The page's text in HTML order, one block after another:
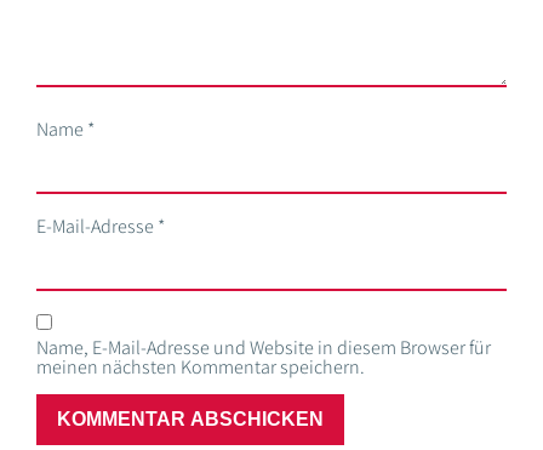
Name*
E-Mail-Adresse*
Name, E-Mail-Adresse und Website in diesem Browser für
meinen nächsten Kommentar speichern.